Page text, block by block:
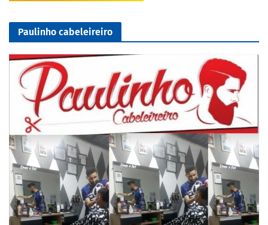
Paulinho cabeleireiro